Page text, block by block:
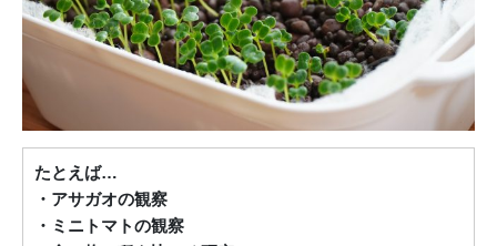
たとえば…
・アサガオの観察
・ミニトマトの観察